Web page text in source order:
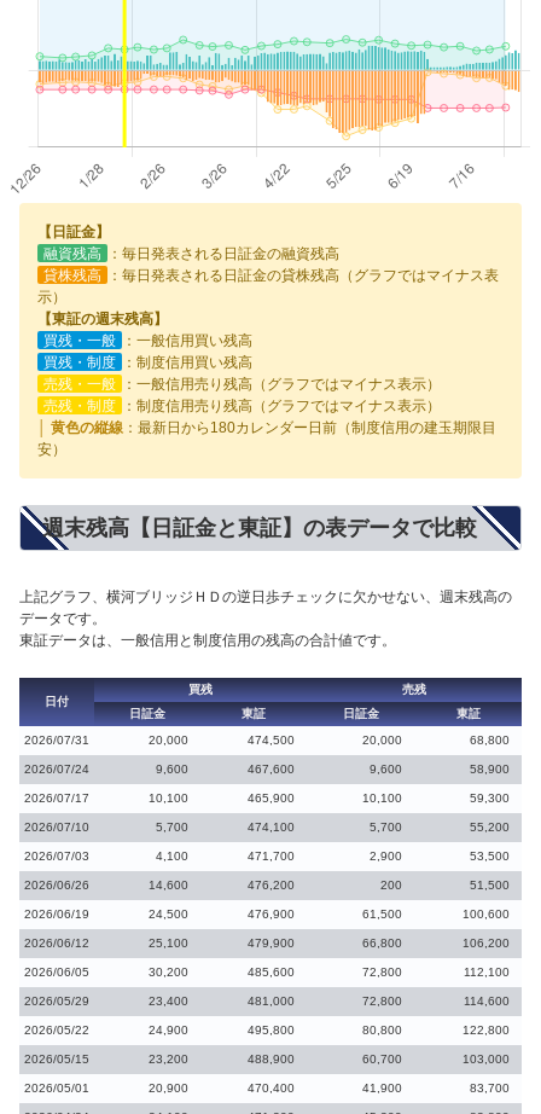
【日証金】
融資残高
：毎日発表される日証金の融資残高
貸株残高
：毎日発表される日証金の貸株残高（グラフではマイナス表
示）
【東証の週末残高】
買残・一般
：一般信用買い残高
買残・制度
：制度信用買い残高
売残・一般
：一般信用売り残高（グラフではマイナス表示）
売残・制度
：制度信用売り残高（グラフではマイナス表示）
│ 黄色の縦線 ：最新日から180カレンダー日前（制度信用の建玉期限目
安）
週末残高【日証金と東証】の表データで比較
上記グラフ、横河ブリッジＨＤの逆日歩チェックに欠かせない、週末残高の
データです。
東証データは、一般信用と制度信用の残高の合計値です。
日付
買残
売残
日証金
東証 日証金
東証
2026/07/31
20,000 474,500 20,000 68,800
2026/07/24 9,600 467,600 9,600 58,900
2026/07/17 10,100 465,900 10,100 59,300
2026/07/10 5,700 474,100 5,700 55,200
2026/07/03 4,100 471,700 2,900 53,500
2026/06/26 14,600 476,200 200 51,500
2026/06/19 24,500 476,900 61,500 100,600
2026/06/12 25,100 479,900 66,800 106,200
2026/06/05 30,200 485,600 72,800 112,100
2026/05/29 23,400 481,000 72,800 114,600
2026/05/22 24,900 495,800 80,800 122,800
2026/05/15 23,200 488,900 60,700 103,000
2026/05/01 20,900 470,400 41,900 83,700